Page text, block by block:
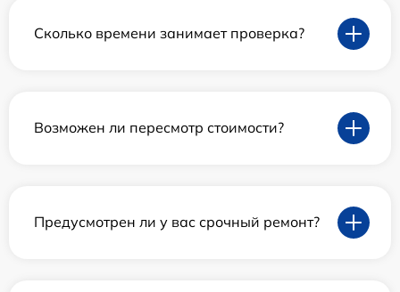
Сколько времени занимает проверка?
Возможен ли пересмотр стоимости?
Предусмотрен ли у вас срочный ремонт?